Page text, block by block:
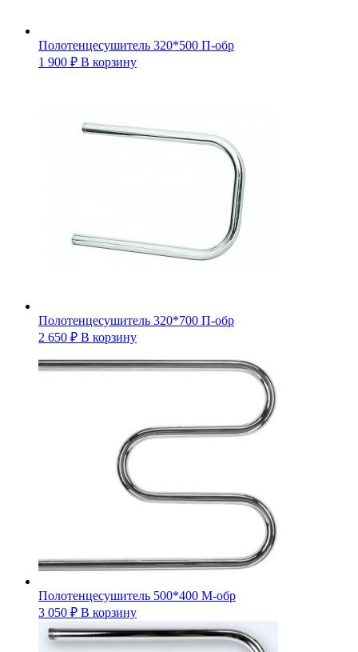
Полотенцесушитель 320*500 П-обр
1 900 ₽ В корзину
Полотенцесушитель 320*700 П-обр
2 650 ₽ В корзину
Полотенцесушитель 500*400 М-обр
3 050 ₽ В корзину